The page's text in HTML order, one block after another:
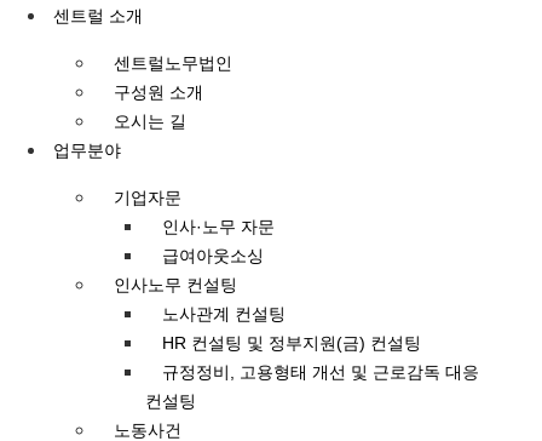
콘텐츠로센트럴 소개
센트럴노무법인
구성원 소개
오시는 길
업무분야
기업자문
인사·노무 자문
급여아웃소싱
인사노무 컨설팅
노사관계 컨설팅
HR 컨설팅 및 정부지원(금) 컨설팅
규정정비, 고용형태 개선 및 근로감독 대응
컨설팅
노동사건